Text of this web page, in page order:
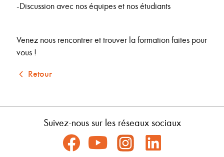
-Discussion avec nos équipes et nos étudiants
Venez nous rencontrer et trouver la formation faites pour
vous !
Retour
Suivez-nous sur les réseaux sociaux